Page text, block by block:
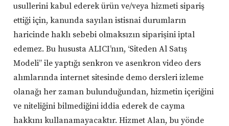
usullerini kabul ederek ürün ve/veya hizmeti sipariş
ettiği için, kanunda sayılan istisnai durumların
haricinde haklı sebebi olmaksızın siparişini iptal
edemez. Bu hususta ALICI’nın, ‘Siteden Al Satış
Modeli’’ ile yaptığı senkron ve asenkron video ders
alımlarında internet sitesinde demo dersleri izleme
olanağı her zaman bulunduğundan, hizmetin içeriğini
ve niteliğini bilmediğini iddia ederek de cayma
hakkını kullanamayacaktır. Hizmet Alan, bu yönde